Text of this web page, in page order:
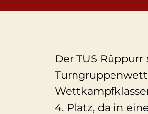
Der TUS
4. Platz, da in